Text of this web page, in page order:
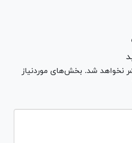
نخواهد شد. بخش‌های موردنیاز